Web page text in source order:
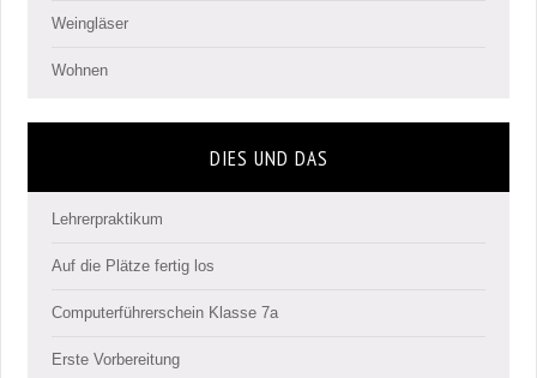
Weingläser
Wohnen
DIES UND DAS
Lehrerpraktikum
Auf die Plätze fertig los
Computerführerschein Klasse 7a
Erste Vorbereitung